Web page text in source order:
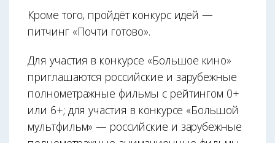
Кроме того, пройдёт конкурс идей —
питчинг «Почти готово».
Для участия в конкурсе «Большое кино»
приглашаются российские и зарубежные
полнометражные фильмы с рейтингом 0+
или 6+; для участия в конкурсе «Большой
мультфильм» — российские и зарубежные